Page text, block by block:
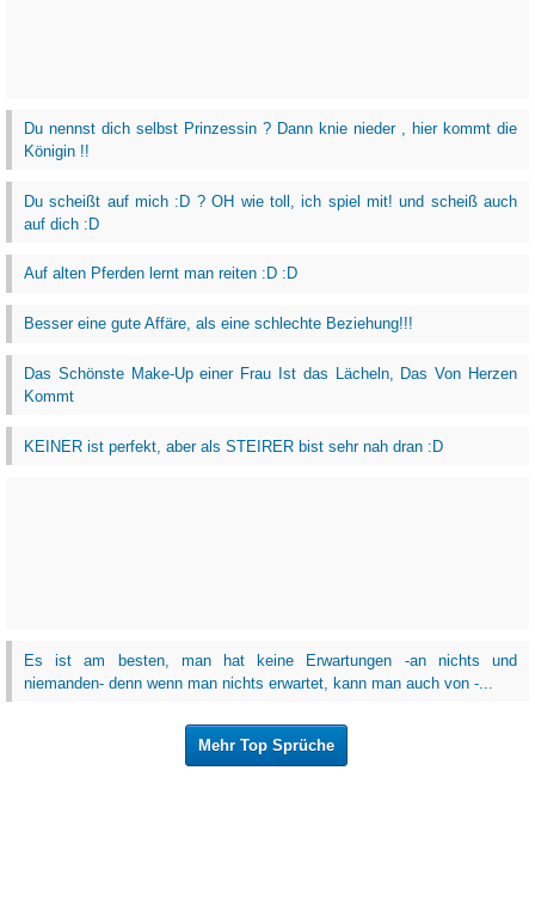
Du nennst dich selbst Prinzessin ? Dann knie nieder , hier kommt die
Königin !!
Du scheißt auf mich :D ? OH wie toll, ich spiel mit! und scheiß auch
auf dich :D
Auf alten Pferden lernt man reiten :D :D
Besser eine gute Affäre, als eine schlechte Beziehung!!!
Das Schönste Make-Up einer Frau Ist das Lächeln, Das Von Herzen
Kommt
KEINER ist perfekt, aber als STEIRER bist sehr nah dran :D
Es ist am besten, man hat keine Erwartungen -an nichts und
niemanden- denn wenn man nichts erwartet, kann man auch von -...
Mehr Top Sprüche